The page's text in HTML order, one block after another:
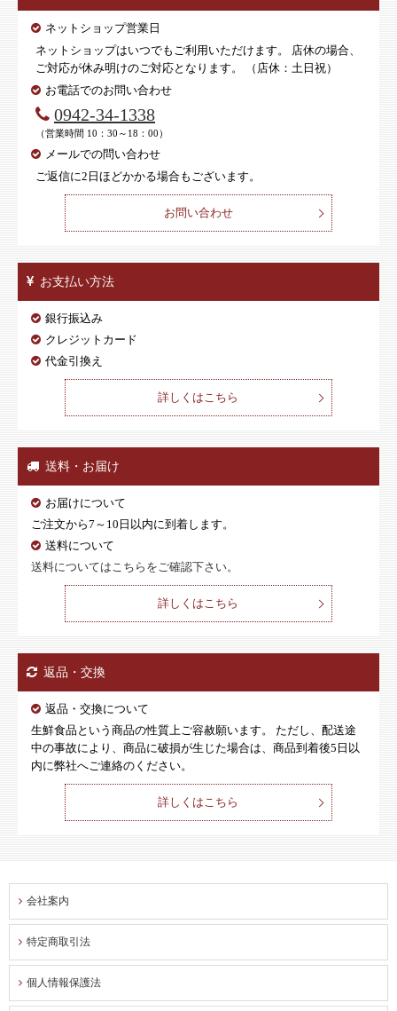
ネットショップ営業日
ネットショップはいつでもご利用いただけます。 店休の場合、
ご対応が休み明けのご対応となります。 （店休：土日祝）
お電話でのお問い合わせ
0942-34-1338
（営業時間 10：30～18：00）
メールでの問い合わせ
ご返信に2日ほどかかる場合もございます。
お問い合わせ
お支払い方法
銀行振込み
クレジットカード
代金引換え
詳しくはこちら
送料・お届け
お届けについて
ご注文から7～10日以内に到着します。
送料について
送料についてはこちらをご確認下さい。
詳しくはこちら
返品・交換
返品・交換について
生鮮食品という商品の性質上ご容赦願います。 ただし、配送途
中の事故により、商品に破損が生じた場合は、商品到着後5日以
内に弊社へご連絡のください。
詳しくはこちら
会社案内
特定商取引法
個人情報保護法